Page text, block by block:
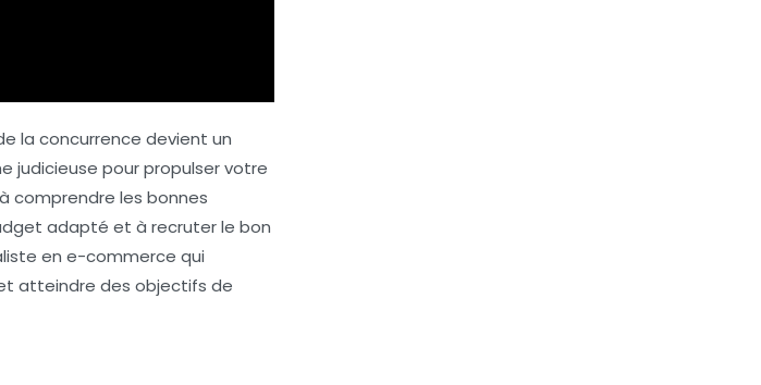
la concurrence devient un
judicieuse pour propulser votre
comprendre les bonnes
adapté et à recruter le bon
en e-commerce qui
atteindre des objectifs de